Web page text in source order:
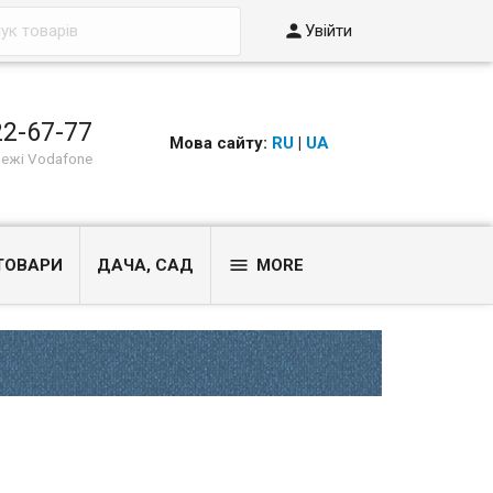
Увійти
67-77
Vodafone
Мова сайту: RU | UA
ДАЧА, САД  MORE